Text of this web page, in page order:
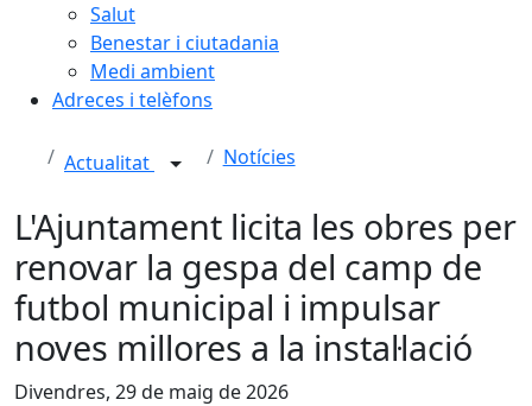
Salut
Benestar i ciutadania
Medi ambient
Adreces i telèfons
Actualitat Notícies
L'Ajuntament licita les obres per
renovar la gespa del camp de
futbol municipal i impulsar
noves millores a la instal·lació
Divendres, 29 de maig de 2026